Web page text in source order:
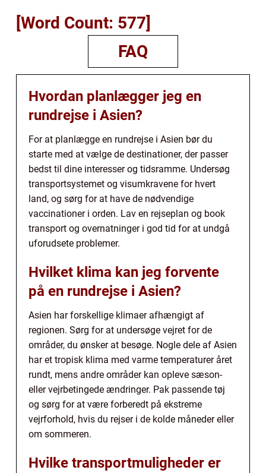
[Word Count: 577]
FAQ
Hvordan planlægger jeg en
rundrejse i Asien?
For at planlægge en rundrejse i Asien bør du
starte med at vælge de destinationer, der passer
bedst til dine interesser og tidsramme. Undersøg
transportsystemet og visumkravene for hvert
land, og sørg for at have de nødvendige
vaccinationer i orden. Lav en rejseplan og book
transport og overnatninger i god tid for at undgå
uforudsete problemer.
Hvilket klima kan jeg forvente
på en rundrejse i Asien?
Asien har forskellige klimaer afhængigt af
regionen. Sørg for at undersøge vejret for de
områder, du ønsker at besøge. Nogle dele af Asien
har et tropisk klima med varme temperaturer året
rundt, mens andre områder kan opleve sæson-
eller vejrbetingede ændringer. Pak passende tøj
og sørg for at være forberedt på ekstreme
vejrforhold, hvis du rejser i de kolde måneder eller
om sommeren.
Hvilke transportmuligheder er